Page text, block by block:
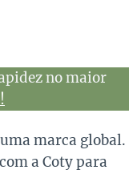
no maior
marca global.
a Coty para